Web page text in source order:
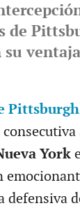
de
Pittsburgh
York
defensiva